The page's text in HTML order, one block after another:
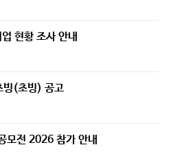
현황 조사 안내
빙(초빙) 공고
모전 2026 참가 안내